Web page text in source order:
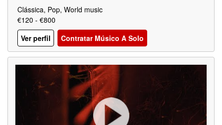
Clássica, Pop, World music
€120 - €800
Ver perfil
Contratar Músico A Solo